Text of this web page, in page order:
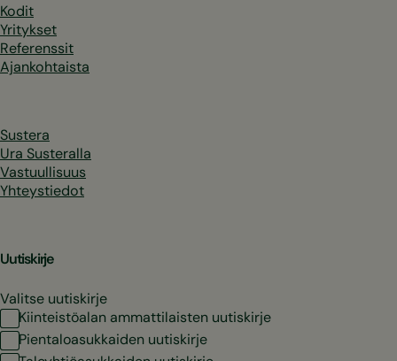
Kodit
Yritykset
Referenssit
Ajankohtaista
Sustera
Ura Susteralla
Vastuullisuus
Yhteystiedot
Uutiskirje
Valitse uutiskirje
Kiinteistöalan ammattilaisten uutiskirje
Pientaloasukkaiden uutiskirje